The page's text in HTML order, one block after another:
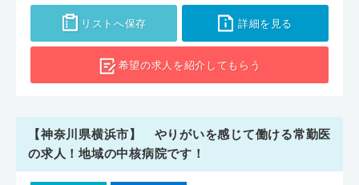
リストへ保存 詳細を見る
希望の求人を紹介してもらう
【神奈川県横浜市】 やりがいを感じて働ける常勤医
の求人！地域の中核病院です！